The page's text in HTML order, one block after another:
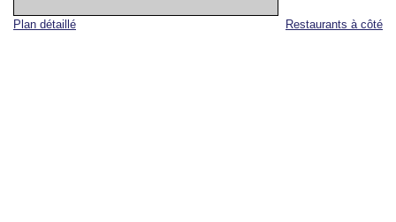
Restaurants à côté
Plan détaillé